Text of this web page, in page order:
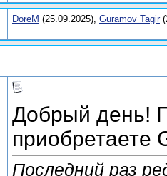
DoreM (25.09.2025), Guramov Tagir
Добрый день!
приобретаете
Последний раз